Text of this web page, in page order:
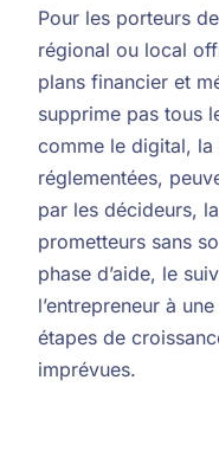
Pour les porteurs
régional ou local
plans financier et
supprime pas tous
comme le digital,
réglementées,
par les décideurs,
prometteurs sans
phase d’aide, le
l’entrepreneur à
étapes de
imprévues.